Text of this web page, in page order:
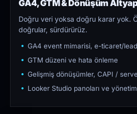
GA4, GTM & Dönüşüm
Doğru veri yoksa doğru karar yok.
doğrular, sürdürürüz.
GA4 event mimarisi, e-ticaret/
GTM düzeni ve hata önleme
Gelişmiş dönüşümler, CAPI /
Looker Studio panoları ve